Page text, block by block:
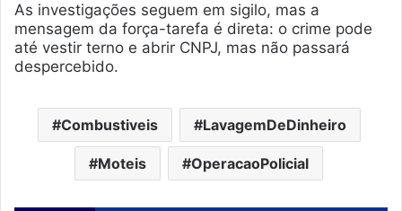
As investigações seguem em sigilo, mas a
mensagem da força-tarefa é direta: o crime pode
até vestir terno e abrir CNPJ, mas não passará
despercebido.
Combustiveis LavagemDeDinheiro
Moteis OperacaoPolicial